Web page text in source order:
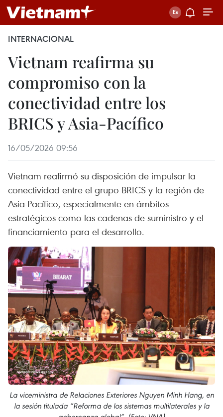
INTERNACIONAL
Vietnam reafirma su
compromiso con la
conectividad entre los
BRICS y Asia-Pacífico
16/05/2026 09:56
Vietnam reafirmó su disposición de impulsar la
conectividad entre el grupo BRICS y la región de
Asia-Pacífico, especialmente en ámbitos
estratégicos como las cadenas de suministro y el
financiamiento para el desarrollo.
La viceministra de Relaciones Exteriores Nguyen Minh Hang, en
la sesión titulada “Reforma de los sistemas multilaterales y la